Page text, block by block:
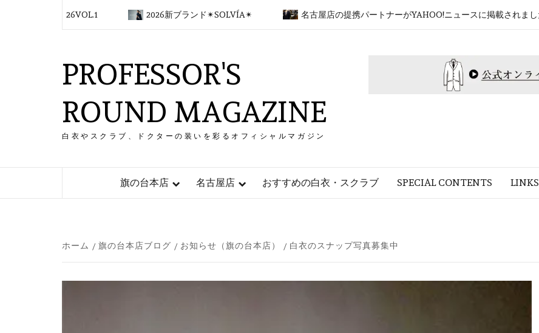
2026新ブランド✴︎SOLVÍA✴︎ 名古屋店の提携パートナーがYAHOO!ニュースに掲載されました！
PROFESSOR'S
ROUND MAGAZINE
白衣やスクラブ、ドクターの装いを彩るオフィシャルマガジン
旗の台本店 名古屋店 おすすめの白衣・スクラブ SPECIAL CONTENTS LINKS
ホーム 旗の台本店ブログ お知らせ（旗の台本店） 白衣のスナップ写真募集中